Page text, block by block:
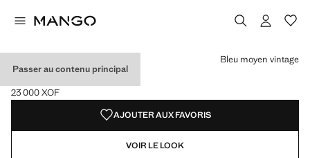
Passer au contenu principal
Prix actuel [23 000 XOF ]
23 000 XOF
Choisissez une couleur
Bleu moyen vintage
AJOUTER AUX FAVORIS
VOIR LE LOOK